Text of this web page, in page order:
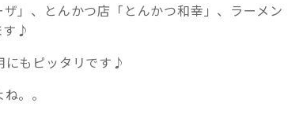
」、とんかつ店「とんかつ和幸」、ラーメン
す♪
にもピッタリです♪
。。